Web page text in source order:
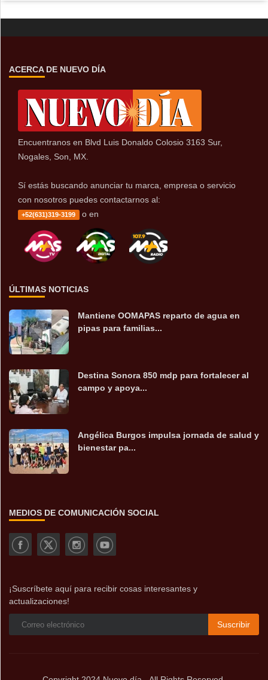
ACERCA DE NUEVO DÍA
Encuentranos en Blvd Luis Donaldo Colosio 3163 Sur,
Nogales, Son, MX.
Sí estás buscando anunciar tu marca, empresa o servicio
con nosotros puedes contactarnos al:
+52(631)319-3199 o en
ÚLTIMAS NOTICIAS
Mantiene OOMAPAS reparto de agua en
pipas para familias...
Destina Sonora 850 mdp para fortalecer al
campo y apoya...
Angélica Burgos impulsa jornada de salud y
bienestar pa...
MEDIOS DE COMUNICACIÓN SOCIAL
¡Suscríbete aquí para recibir cosas interesantes y
actualizaciones!
Suscribir